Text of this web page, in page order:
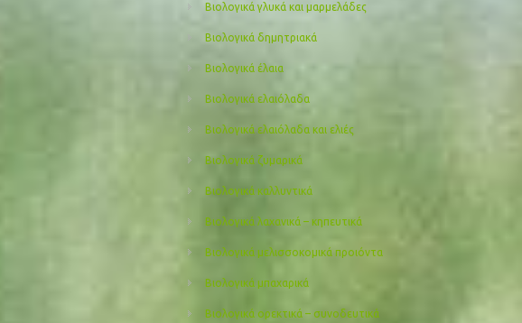
Βιολογικά γλυκά και μαρμελάδες
Βιολογικά δημητριακά
Βιολογικά έλαια
Βιολογικά ελαιόλαδα
Βιολογικά ελαιόλαδα και ελιές
Βιολογικά ζυμαρικά
Βιολογικά καλλυντικά
Βιολογικά λαχανικά – κηπευτικά
Βιολογικά μελισσοκομικά προιόντα
Βιολογικά μπαχαρικά
Βιολογικά ορεκτικά – συνοδευτικά